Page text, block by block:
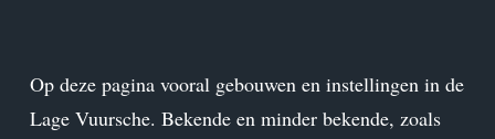
Op deze pagina vooral gebouwen en instellingen in de
Lage Vuursche. Bekende en minder bekende, zoals